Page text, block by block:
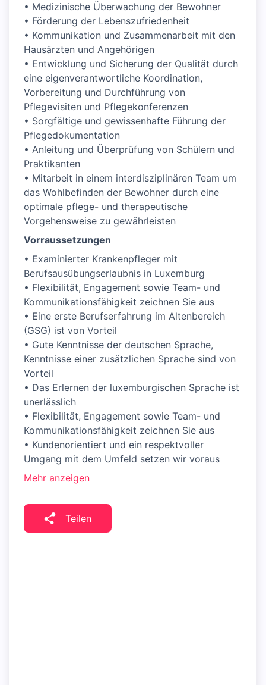
• Medizinische Überwachung der Bewohner
• Förderung der Lebenszufriedenheit
• Kommunikation und Zusammenarbeit mit den
Hausärzten und Angehörigen
• Entwicklung und Sicherung der Qualität durch
eine eigenverantwortliche Koordination,
Vorbereitung und Durchführung von
Pflegevisiten und Pflegekonferenzen
• Sorgfältige und gewissenhafte Führung der
Pflegedokumentation
• Anleitung und Überprüfung von Schülern und
Praktikanten
• Mitarbeit in einem interdisziplinären Team um
das Wohlbefinden der Bewohner durch eine
optimale pflege- und therapeutische
Vorgehensweise zu gewährleisten
Vorraussetzungen
• Examinierter Krankenpfleger mit
Berufsausübungserlaubnis in Luxemburg
• Flexibilität, Engagement sowie Team- und
Kommunikationsfähigkeit zeichnen Sie aus
• Eine erste Berufserfahrung im Altenbereich
(GSG) ist von Vorteil
• Gute Kenntnisse der deutschen Sprache,
Kenntnisse einer zusätzlichen Sprache sind von
Vorteil
• Das Erlernen der luxemburgischen Sprache ist
unerlässlich
• Flexibilität, Engagement sowie Team- und
Kommunikationsfähigkeit zeichnen Sie aus
• Kundenorientiert und ein respektvoller
Umgang mit dem Umfeld setzen wir voraus
Mehr anzeigen
Teilen